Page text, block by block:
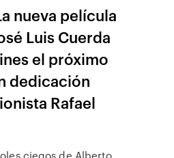
nueva película
Luis Cuerda
el próximo
dedicación
Rafael
ciegos de Alberto